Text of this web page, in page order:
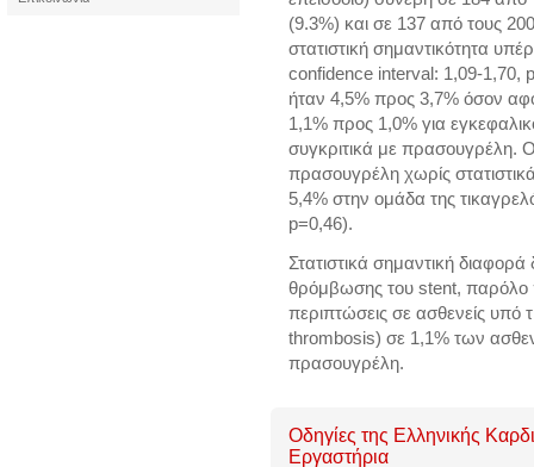
(9.3%) και σε 137 από τους
στατιστική σημαντικότητα
confidence interval: 1,09-1,70,
ήταν 4,5% προς 3,7% όσον
1,1% προς 1,0% για
συγκριτικά με πρασουγρέλη.
πρασουγρέλη χωρίς
5,4% στην ομάδα της
p=0,46).
Στατιστικά σημαντική
θρόμβωσης του stent, παρόλο
περιπτώσεις σε ασθενείς υπό
thrombosis) σε 1,1% των
πρασουγρέλη.
Οδηγίες της Ελληνικής
Εργαστήρια